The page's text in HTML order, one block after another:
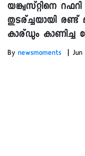
യങ്ക്വസ്റ്റിനെ
തുടര്ച്ചയായി
കാര്ഡും കാണിച്ച
By newsmoments | Jun